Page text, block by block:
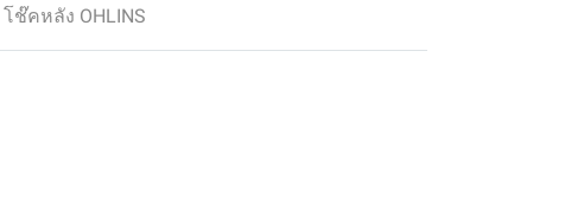
โช๊คหลัง OHLINS